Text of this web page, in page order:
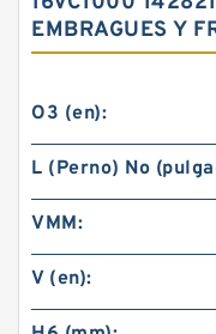
EMBRAGUES Y
O3 (en):
L (Perno) No
VMM:
V (en):